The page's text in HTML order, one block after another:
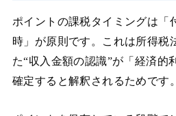
ポイントの課税タイミングは「
時」が原則です。これは所得税
た“収入金額の認識”が「経済的
確定すると解釈されるためです。